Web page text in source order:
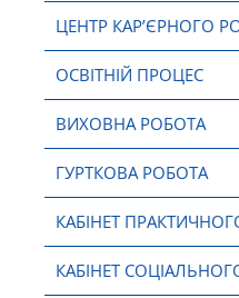
ЦЕНТР КАР’ЄРНОГО
ОСВІТНІЙ ПРОЦЕС
ВИХОВНА РОБОТА
ГУРТКОВА РОБОТА
КАБІНЕТ
КАБІНЕТ